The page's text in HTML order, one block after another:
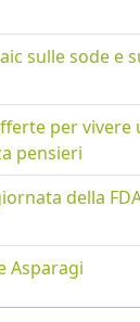
sulle sode e
per vivere
pensieri
della
Asparagi